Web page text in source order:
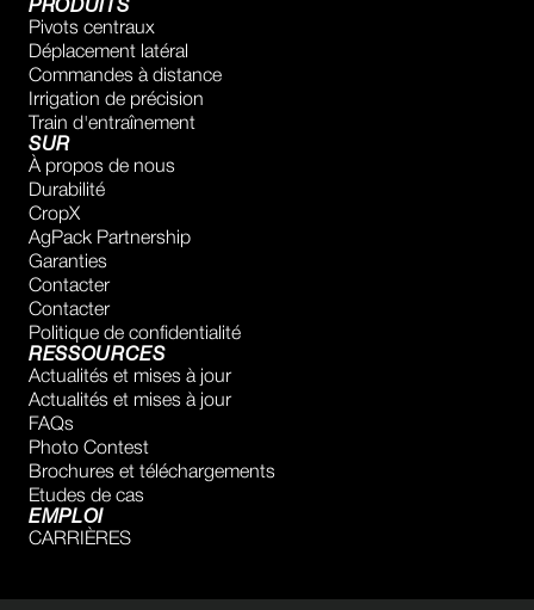
PRODUITS
Pivots centraux
Déplacement latéral
Commandes à distance
Irrigation de précision
Train d'entraînement
SUR
À propos de nous
Durabilité
CropX
AgPack Partnership
Garanties
Contacter
Contacter
Politique de confidentialité
RESSOURCES
Actualités et mises à jour
Actualités et mises à jour
FAQs
Photo Contest
Brochures et téléchargements
Etudes de cas
EMPLOI
CARRIÈRES